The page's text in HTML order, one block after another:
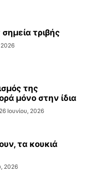
τριβής
2026
της
μόνο στην ίδια
26 Ιουνίου, 2026
τα κουκιά
2026